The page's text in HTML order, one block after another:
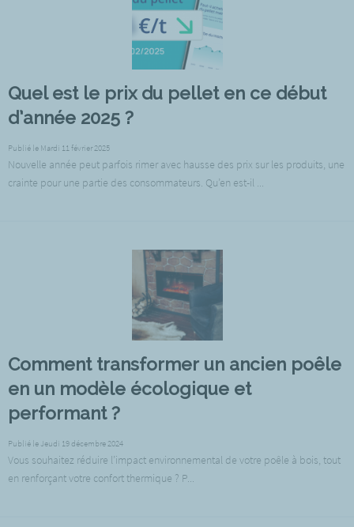
Quel est le prix du pellet en ce début
d’année 2025 ?
Publié le Mardi 11 février 2025
Nouvelle année peut parfois rimer avec hausse des prix sur les produits, une
crainte pour une partie des consommateurs. Qu’en est-il ...
Comment transformer un ancien poêle
en un modèle écologique et
performant ?
Publié le Jeudi 19 décembre 2024
Vous souhaitez réduire l’impact environnemental de votre poêle à bois, tout
en renforçant votre confort thermique ? P...